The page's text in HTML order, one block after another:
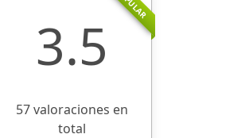
3.5
57 valoraciones en
total